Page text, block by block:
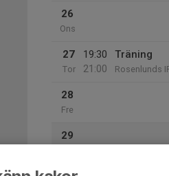
26
Ons
27
Tor
19:30
21:00
Träning
Rosenlunds
28
Fre
29